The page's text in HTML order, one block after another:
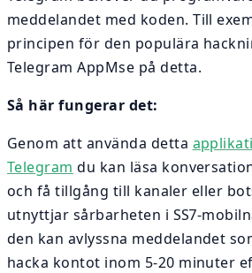
meddelandet med koden. Till
principen för den populära
Telegram AppMse på detta.
Så här fungerar det:
Genom att använda detta
Telegram du kan läsa
och få tillgång till kanaler eller
utnyttjar sårbarheten i SS7-
den kan avlyssna meddelandet
hacka kontot inom 5-20 minuter